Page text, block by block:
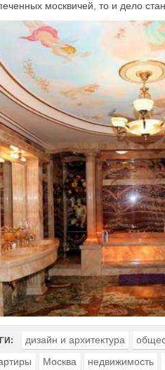
москвичей, то и дело
дизайн и архитектура
Москва недвижимость